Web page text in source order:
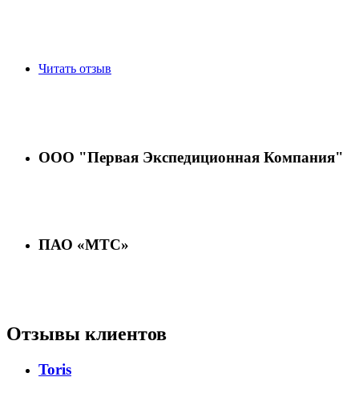
Читать отзыв
ООО "Первая Экспедиционная Компания"
ПАО «МТС»
Отзывы клиентов
Toris